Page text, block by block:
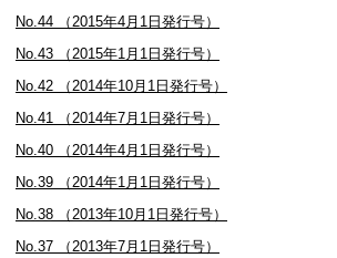
No.44 （2015年4月1日発行号）
No.43 （2015年1月1日発行号）
No.42 （2014年10月1日発行号）
No.41 （2014年7月1日発行号）
No.40 （2014年4月1日発行号）
No.39 （2014年1月1日発行号）
No.38 （2013年10月1日発行号）
No.37 （2013年7月1日発行号）